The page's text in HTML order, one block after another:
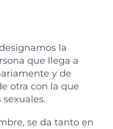
la
que llega a
y de
otra con la que
se da tanto en